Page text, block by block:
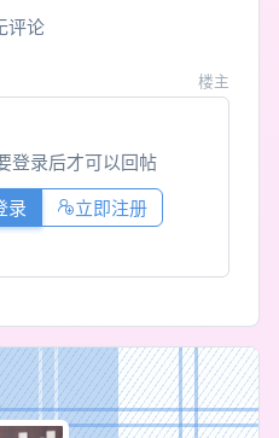
评论
楼主
登录后才可以回帖
录
立即注册